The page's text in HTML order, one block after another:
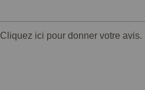
Cliquez ici pour donner votre avis.